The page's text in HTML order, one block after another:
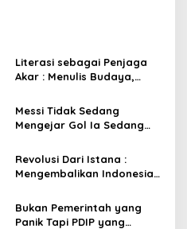
Literasi sebagai Penjaga
Akar : Menulis Budaya,
Messi Tidak Sedang
Mengejar Gol Ia Sedang
Revolusi Dari Istana :
Mengembalikan Indonesia
Bukan Pemerintah yang
Panik Tapi PDIP yang